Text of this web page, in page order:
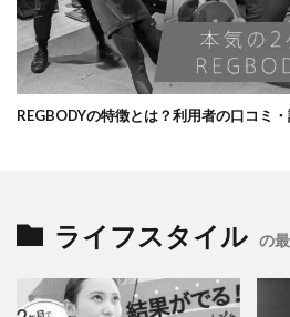
REGBODYの特徴とは？利用者の口コミ
ライフスタイル の